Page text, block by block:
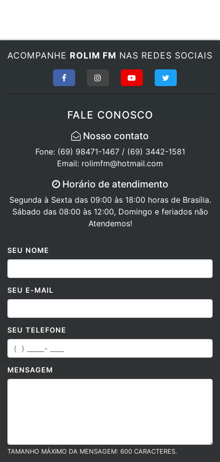
ACOMPANHE ROLIM FM NAS REDES SOCIAIS
FALE CONOSCO
Nosso contato
Fone: (69) 98471-1467 / (69) 3442-1581
Email: rolimfm@hotmail.com
Horário de atendimento
Segunda à Sexta das 09:00 às 18:00 horas de Brasília.
Sábado das 08:00 às 12:00, Domingo e feriados não
Atendemos!
SEU NOME
SEU E-MAIL
SEU TELEFONE
MENSAGEM
TAMANHO MÁXIMO DA MENSAGEM: 600 CARACTERES.